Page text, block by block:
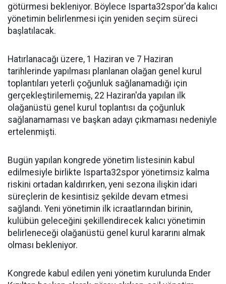
götürmesi bekleniyor. Böylece Isparta32spor'da kalıcı
yönetimin belirlenmesi için yeniden seçim süreci
başlatılacak.
Hatırlanacağı üzere, 1 Haziran ve 7 Haziran
tarihlerinde yapılması planlanan olağan genel kurul
toplantıları yeterli çoğunluk sağlanamadığı için
gerçekleştirilememiş, 22 Haziran'da yapılan ilk
olağanüstü genel kurul toplantısı da çoğunluk
sağlanamaması ve başkan adayı çıkmaması nedeniyle
ertelenmişti.
Bugün yapılan kongrede yönetim listesinin kabul
edilmesiyle birlikte Isparta32spor yönetimsiz kalma
riskini ortadan kaldırırken, yeni sezona ilişkin idari
süreçlerin de kesintisiz şekilde devam etmesi
sağlandı. Yeni yönetimin ilk icraatlarından birinin,
kulübün geleceğini şekillendirecek kalıcı yönetimin
belirleneceği olağanüstü genel kurul kararını almak
olması bekleniyor.
Kongrede kabul edilen yeni yönetim kurulunda Ender